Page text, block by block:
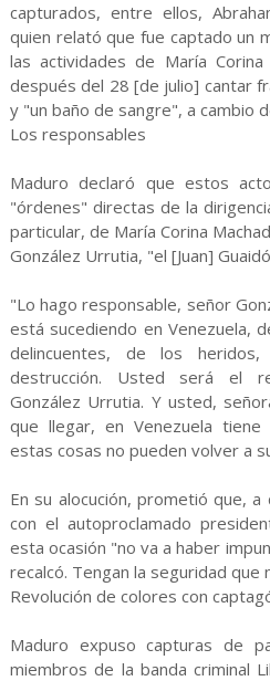
capturados, entre ellos,
quien relató que fue captado un
las actividades de María
después del 28 [de julio] cantar
y "un baño de sangre", a cambio
Los responsables
Maduro declaró que estos
"órdenes" directas de la
particular, de María Corina
González Urrutia, "el [Juan]
"Lo hago responsable, señor
está sucediendo en Venezuela,
delincuentes, de los
destrucción. Usted será el
González Urrutia. Y usted,
que llegar, en Venezuela
estas cosas no pueden volver a
En su alocución, prometió que,
con el autoproclamado
esta ocasión "no va a haber
recalcó. Tengan la seguridad que
Revolución de colores con
Maduro expuso capturas de
miembros de la banda criminal